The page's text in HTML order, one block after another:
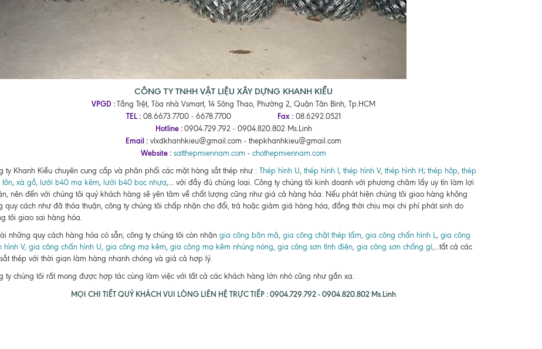
CÔNG TY TNHH VẬT LIỆU XÂY DỰNG KHANH KIỀU
VPGD :Tầng Trệt, Tòa nhà Vsmart, 14 Sông Thao, Phường 2, Quận Tân Bình, Tp.HCM
TEL : 08.6673.7700 - 6678.7700 Fax : 08.6292.0521
Hotline : 0904.729.792 - 0904.820.802 Ms.Linh
Email : vlxdkhanhkieu@gmail.com - thepkhanhkieu@gmail.com
Website : satthepmiennam.com -chothepmiennam.com
ty Khanh Kiều chuyên cung cấp và phân phối các mặt hàng sắt thép như : Thép hình U,thép hình I , thép hình V, thép hình H; thép hộp, thép
tôn, xà gồ, lưới b40 mạ kẽm, lưới b40 bọc nhựa,... với đầy đủ chủng loại. Công ty chúng tôi kinh doanh với phương châm lấy uy tín làm lợi
nên đến với chúng tôi quý khách hàng sẽ yên tâm về chất lượng cũng như giá cả hàng hóa. Nếu phát hiện chúng tôi giao hàng không
quy cách như đã thỏa thuận, công ty chúng tôi chấp nhận cho đổi, trả hoặc giảm giá hàng hóa, đồng thời chịu mọi chi phí phát sinh do
tôi giao sai hàng hóa.
những quy cách hàng hóa có sẵn, công ty chúng tôi còn nhận gia công bãn mã, gia công chặt thép tấm, gia công chấn hình L, gia công
hình V, gia công chấn hình U, gia công mạ kẽm, gia công mạ kẽm nhúng nóng, gia công sơn tỉnh điện, gia công sơn chống gỉ,...tất cả các
thép với thời gian làm hàng nhanh chóng và giá cả hợp lý.
ty chúng tôi rất mong được hợp tác cùng làm việc với tất cả các khách hàng lớn nhỏ cũng như gần xa.
MỌI CHI TIẾT QUÝ KHÁCH VUI LÒNG LIÊN HỆ TRỰC TIẾP : 0904.729.792 - 0904.820.802 Ms.Linh